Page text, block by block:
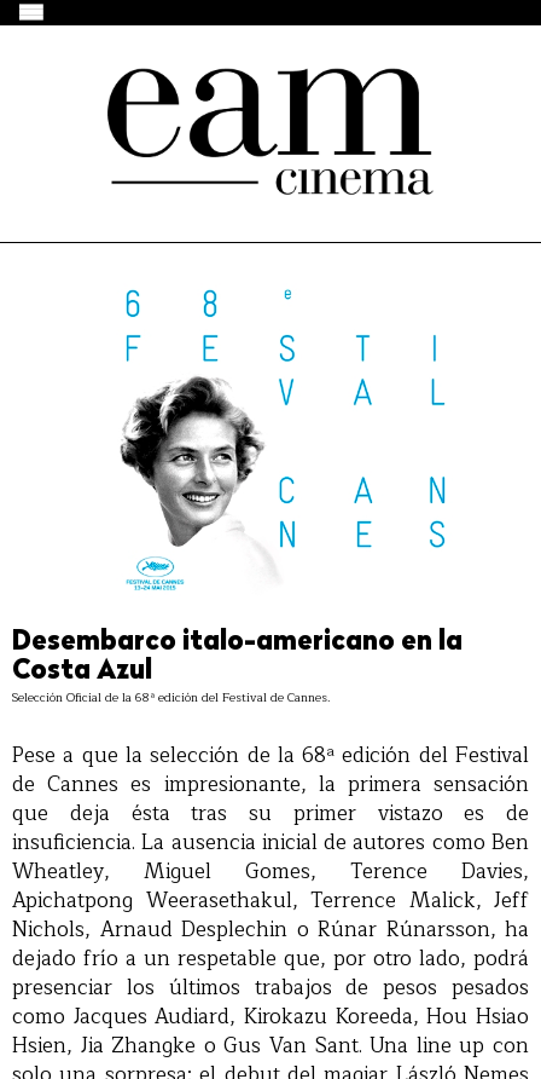
Desembarco italo-americano en la
Costa Azul
Selección Oficial de la 68ª edición del Festival de Cannes.
Pese a que la selección de la 68ª edición del Festival
de Cannes es impresionante, la primera sensación
que deja ésta tras su primer vistazo es de
insuficiencia. La ausencia inicial de autores como Ben
Wheatley, Miguel Gomes, Terence Davies,
Apichatpong Weerasethakul, Terrence Malick, Jeff
Nichols, Arnaud Desplechin o Rúnar Rúnarsson, ha
dejado frío a un respetable que, por otro lado, podrá
presenciar los últimos trabajos de pesos pesados
como Jacques Audiard, Kirokazu Koreeda, Hou Hsiao
Hsien, Jia Zhangke o Gus Van Sant. Una line up con